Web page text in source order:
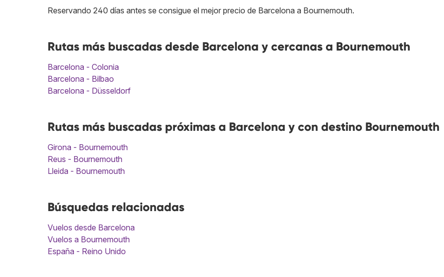
Reservando 240 días antes se consigue el mejor precio de Barcelona a Bournemouth.
Rutas más buscadas desde Barcelona y cercanas a Bournemouth
Barcelona - Colonia
Barcelona - Bilbao
Barcelona - Düsseldorf
Rutas más buscadas próximas a Barcelona y con destino Bournemouth
Girona - Bournemouth
Reus - Bournemouth
Lleida - Bournemouth
Búsquedas relacionadas
Vuelos desde Barcelona
Vuelos a Bournemouth
España - Reino Unido